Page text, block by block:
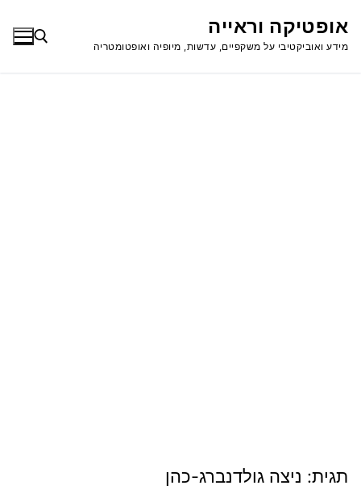
לתוכןאופטיקה וראייה
מידע ואוביקטיבי על משקפיים, עדשות, מיופיה ואופטומטריה
תגית: ניצה גולדנברג-כהן